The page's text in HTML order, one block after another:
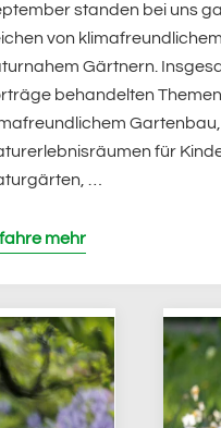
standen bei uns
von
Gärtnern.
behandelten
Gartenbau,
für
…
mehr